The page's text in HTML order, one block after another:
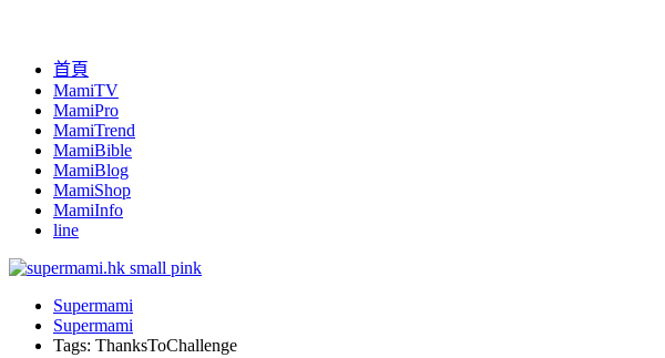
首頁
MamiTV
MamiPro
MamiTrend
MamiBible
MamiBlog
MamiShop
MamiInfo
line
Supermami
Supermami
Tags: ThanksToChallenge